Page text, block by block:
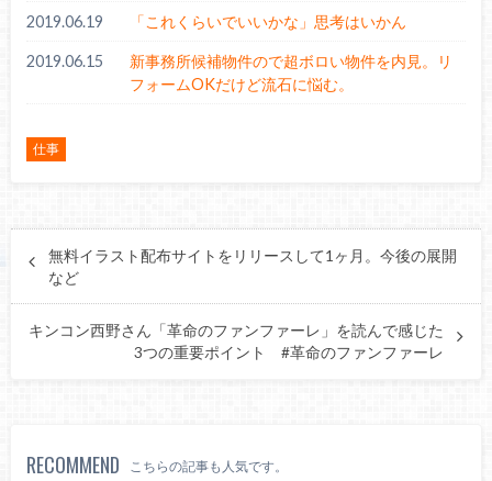
2019.06.19 「これくらいでいいかな」思考はいかん
2019.06.15
新事務所候補物件ので超ボロい物件を内見。リ
フォームOKだけど流石に悩む。
仕事
無料イラスト配布サイトをリリースして1ヶ月。今後の展開
など
キンコン西野さん「革命のファンファーレ」を読んで感じた
3つの重要ポイント #革命のファンファーレ
RECOMMEND こちらの記事も人気です。